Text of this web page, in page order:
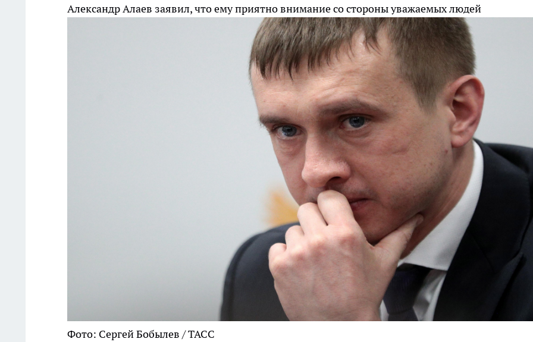
Александр Алаев заявил, что ему приятно внимание со стороны уважаемых людей
Фото: Сергей Бобылев / ТАСС